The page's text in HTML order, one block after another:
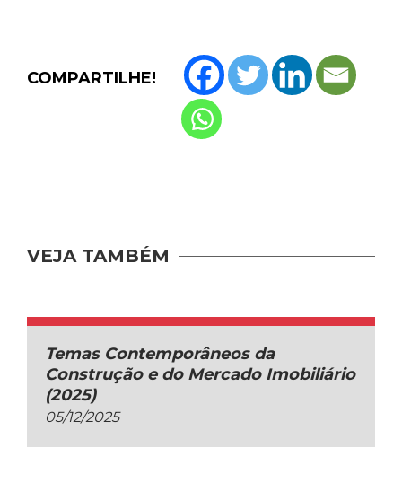
COMPARTILHE!
VEJA TAMBÉM
Temas Contemporâneos da
Construção e do Mercado Imobiliário
(2025)
05/12/2025